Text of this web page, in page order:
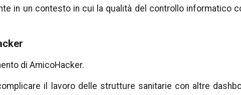
in un contesto in cui la qualità del controllo informatico
di AmicoHacker.
il lavoro delle strutture sanitarie con altre